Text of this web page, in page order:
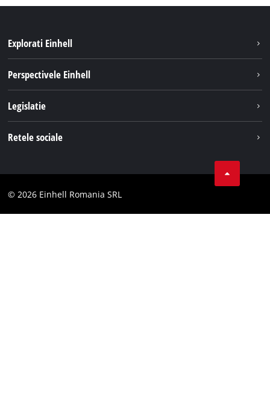
Explorati Einhell
Sistemul de acumulatori
Perspectivele Einhell
Einhell in lume
Legislatie
Declaratie de accesibilitate
Retele sociale
Facebook
© 2026 Einhell Romania SRL